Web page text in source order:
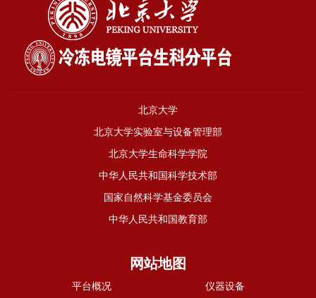
北京大学
北京大学实验室与设备管理部
北京大学生命科学学院
中华人民共和国科学技术部
国家自然科学基金委员会
中华人民共和国教育部
网站地图
平台概况 仪器设备